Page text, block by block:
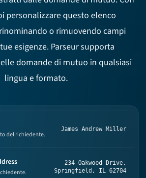
personalizzare questo elenco
o rimuovendo campi
esigenze. Parseur supporta
domande di mutuo in qualsiasi
lingua e formato.
del richiedente.
James Andrew Miller
234 Oakwood Drive,
Springfield, IL 62704